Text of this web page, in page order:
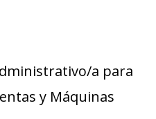
a para
y Máquinas